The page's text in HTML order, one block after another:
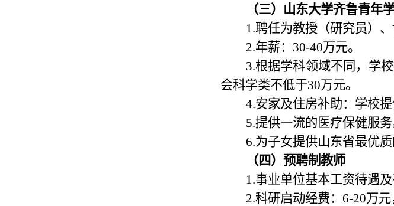
（三）山东大学齐鲁青年
1.聘任为教授（研究员）、
2.年薪： 30-40万元。
3.根据学科领域不同，学
会科学类不低于30万元。
4.安家及住房补助：学校
5.提供一流的医疗保健服务
6.为子女提供山东省最优质
（四）预聘制教师
1.事业单位基本工资待遇及
2.科研启动经费： 6-20万